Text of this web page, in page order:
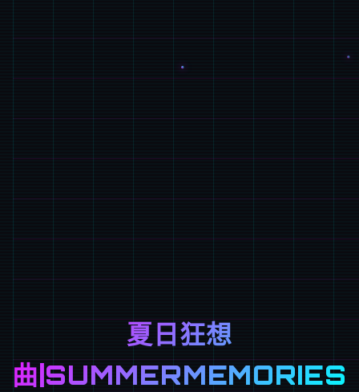
夏日狂想
曲|SUMMERMEMORIES